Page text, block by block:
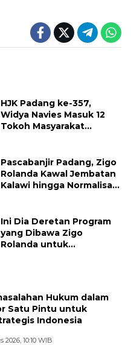
HJK Padang ke-357,
Widya Navies Masuk 12
Tokoh Masyarakat
Pascabanjir Padang, Zigo
Rolanda Kawal Jembatan
Kalawi hingga Normalisasi
Ini Dia Deretan Program
yang Dibawa Zigo
Rolanda untuk
Hukum dalam
Satu Pintu untuk
Indonesia
2026, 10:10 WIB